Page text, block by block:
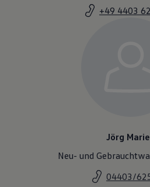
+49 4403
Jörg
Neu- und
04403/